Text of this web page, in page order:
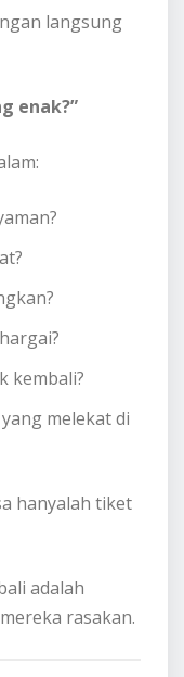
langsung
enak?”
kembali?
melekat di
hanyalah tiket
adalah
rasakan.